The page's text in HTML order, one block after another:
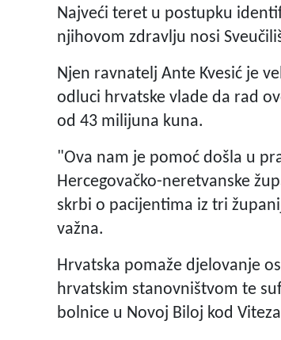
Najveći teret u postupku
njihovom zdravlju nosi
Njen ravnatelj Ante Kvesić je
odluci hrvatske vlade da rad
od 43 milijuna kuna.
"Ova nam je pomoć došla u
Hercegovačko-neretvanske
skrbi o pacijentima iz tri
važna.
Hrvatska pomaže djelovanje
hrvatskim stanovništvom te
bolnice u Novoj Biloj kod